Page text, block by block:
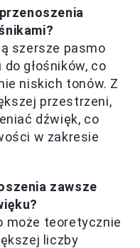
szersze pasmo
głośników, co
niskich tonów. Z
przestrzeni,
dźwięk, co
w zakresie
zawsze
może teoretycznie
liczby